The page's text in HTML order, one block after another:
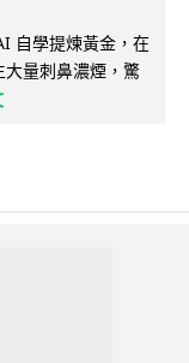
自學提煉黃金，在
量刺鼻濃煙，驚